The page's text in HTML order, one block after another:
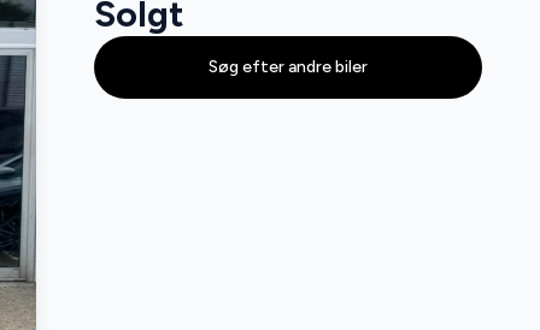
Solgt
Søg efter andre biler